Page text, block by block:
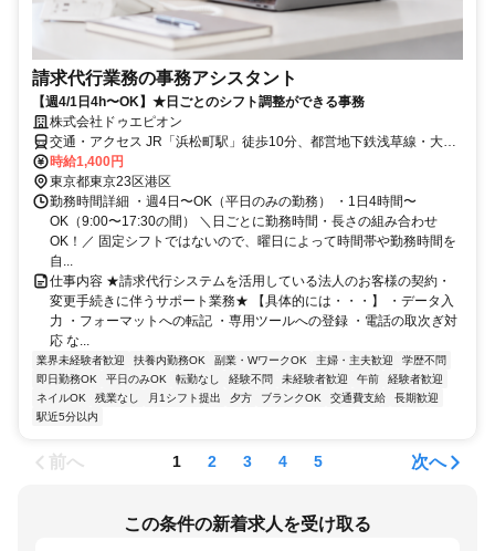
請求代行業務の事務アシスタント
【週4/1日4h〜OK】★日ごとのシフト調整ができる事務
株式会社ドゥエピオン
交通・アクセス JR「浜松町駅」徒歩10分、都営地下鉄浅草線・大江
戸線「大門駅」徒歩6分 、 都営地下鉄三田線「御成門駅」徒歩3分 、
日比谷線「神谷町駅」徒歩12分
時給1,400円
東京都東京23区港区
勤務時間詳細 ・週4日〜OK（平日のみの勤務） ・1日4時間〜
OK（9:00〜17:30の間） ＼日ごとに勤務時間・長さの組み合わせ
OK！／ 固定シフトではないので、曜日によって時間帯や勤務時間を
自...
仕事内容 ★請求代行システムを活用している法人のお客様の契約・
変更手続きに伴うサポート業務★ 【具体的には・・・】 ・データ入
力 ・フォーマットへの転記 ・専用ツールへの登録 ・電話の取次ぎ対
応 な...
業界未経験者歓迎 扶養内勤務OK 副業・WワークOK 主婦・主夫歓迎
学歴不問
即日勤務OK
平日のみOK 転勤なし 経験不問 未経験者歓迎 午前
経験者歓迎
ネイルOK
残業なし 月1シフト提出 夕方 ブランクOK 交通費支給
長期歓迎
駅近5分以内
前へ 1 2 3 4 5 次へ
この条件の新着求人を受け取る